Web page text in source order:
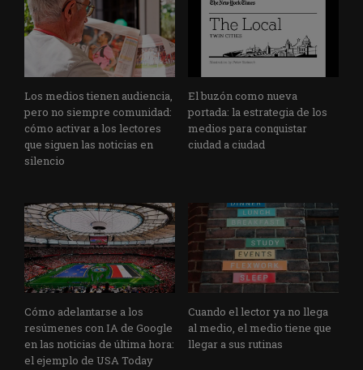
Los medios tienen audiencia,
pero no siempre comunidad:
cómo activar a los lectores
que siguen las noticias en
silencio
El buzón como nueva
portada: la estrategia de los
medios para conquistar
ciudad a ciudad
Cómo adelantarse a los
resúmenes con IA de Google
en las noticias de última hora:
el ejemplo de USA Today
Cuando el lector ya no llega
al medio, el medio tiene que
llegar a sus rutinas